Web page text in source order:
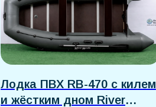
Лодка ПВХ RB-470 с килем
и жёстким дном River